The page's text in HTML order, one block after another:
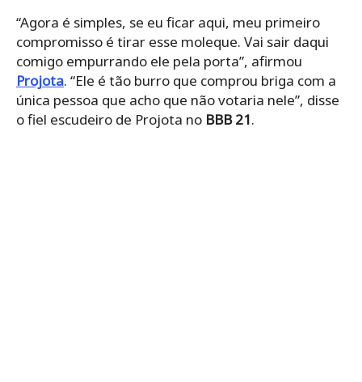
“Agora é simples, se eu ficar aqui, meu primeiro
compromisso é tirar esse moleque. Vai sair daqui
comigo empurrando ele pela porta”, afirmou
Projota. “Ele é tão burro que comprou briga com a
única pessoa que acho que não votaria nele”, disse
o fiel escudeiro de Projota no BBB 21.